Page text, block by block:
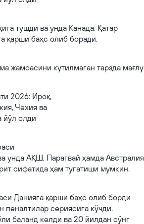
тушди ва унда Канада, Қатар
қарши баҳс олиб боради.
жамоасини кутилмаган тарзда
унда АҚШ, Парагвай ҳамда
сифатида ҳам тугатиши мумкин.
Данияга қарши баҳс олиб борди
пеналтилар сериясига кўчди.
баланд келди ва 20 йилдан сўнг